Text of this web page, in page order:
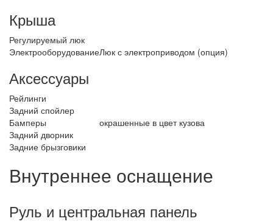
Крыша
Регулируемый люк
ЭлектрооборудованиеЛюк с электроприводом (опция)
Аксессуары
Рейлинги
Задний спойлер
Бамперы
окрашенные в цвет кузова
Задний дворник
Задние брызговики
Внутреннее оснащение
Руль и центральная панель